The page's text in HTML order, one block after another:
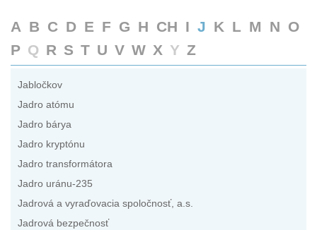
A B C D E F G H CH I J K L M N O
P Q R S T U V W X Y Z
Jabločkov
Jadro atómu
Jadro bárya
Jadro kryptónu
Jadro transformátora
Jadro uránu-235
Jadrová a vyraďovacia spoločnosť, a.s.
Jadrová bezpečnosť